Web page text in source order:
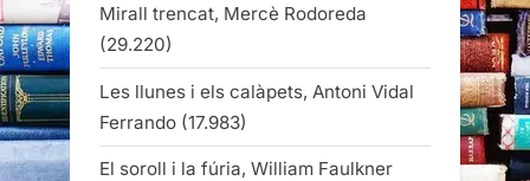
Mirall trencat, Mercè Rodoreda
(29.220)
Les llunes i els calàpets, Antoni Vidal
Ferrando (17.983)
El soroll i la fúria, William Faulkner